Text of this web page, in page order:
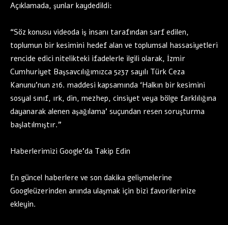
Açıklamada, şunlar kaydedildi:
“Söz konusu videoda iş insanı tarafından sarf edilen,
toplumun bir kesimini hedef alan ve toplumsal hassasiyetleri
rencide edici nitelikteki ifadelerle ilgili olarak, İzmir
Cumhuriyet Başsavcılığımızca 5237 sayılı Türk Ceza
Kanunu’nun 216. maddesi kapsamında ‘Halkın bir kesimini
sosyal sınıf, ırk, din, mezhep, cinsiyet veya bölge farklılığına
dayanarak alenen aşağılama’ suçundan resen soruşturma
başlatılmıştır.”
Haberlerimizi Google’da Takip Edin
En güncel haberlere ve son dakika gelişmelerine
Googleüzerinden anında ulaşmak için bizi favorilerinize
ekleyin.